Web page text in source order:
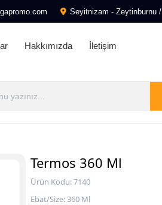
Seyitnizam - Zeytinburnu
Hakkımızda İletişim
Termos 360 Ml
Ürün Kodu: 7140
Ebat/Size: 360 Ml